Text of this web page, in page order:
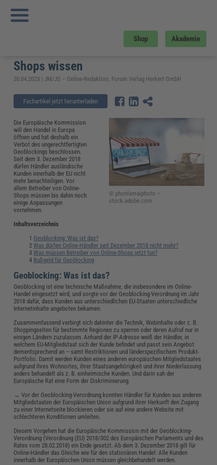
Shop Akademie
Sie sind hier:
Geoblocking ist in der EU verboten: Das müssen Betreiber von Online-Shops
wissen
Geoblocking ist in der EU verboten:
Das müssen Betreiber von Online-
Shops wissen
20.04.2023 | JM/JS – Online-Redaktion, Forum Verlag Herkert GmbH
Fachartikel jetzt herunterladen
© phonlamaiphoto –
stock.adobe.com
Die Europäische Kommission
will den Handel in Europa
öffnen und hat deshalb ein
Verbot des ungerechtfertigten
Geoblockings beschlossen.
Seit dem 3. Dezember 2018
dürfen Händler ausländische
Kunden innerhalb der EU nicht
mehr benachteiligen. Vor
allem Betreiber von Online-
Shops müssen bis dahin noch
einige Anpassungen
vornehmen.
Inhaltsverzeichnis
Geoblocking: Was ist das?
Was dürfen Online-Händler seit Dezember 2018 nicht mehr?
Was müssen Betreiber von Online-Shops jetzt tun?
Bußgeld für Geoblocking
Geoblocking: Was ist das?
Geoblocking ist eine technische Maßnahme, die insbesondere im Online-
Handel eingesetzt wird, und sorgte vor der Geoblocking-Verordnung im Jahr
2018 dafür, dass Kunden aus unterschiedlichen EU-Staaten unterschiedliche
Internetinhalte angeboten bekamen.
Zusammenfassend verbirgt sich dahinter die Technik, Webinhalte oder z. B.
Shoppingseiten für bestimmte Regionen zu sperren oder deren Aufruf nur in
einigen Ländern zuzulassen. Anhand der IP-Adresse weiß der Händler, in
welchem EU-Mitgliedstaat sich der Kunde befindet und passt sein Angebot
dementsprechend an – samt Restriktionen und länderspezifischem Produkt-
Portfolio. Damit werden Kunden eines anderen europäischen Mitgliedstaates
aufgrund ihres Wohnortes, ihrer Staatsangehörigkeit und ihrer Niederlassung
anders behandelt als z. B. einheimische Kunden. Und darin sah der
Europäische Rat eine Form der Diskriminierung.
→ Vor der Geoblocking-Verordnung konnten Händler für Kunden aus anderen
Mitgliedstaaten der Europäischen Union aufgrund ihrer Herkunft den Zugang
zu einer Internetseite blockieren oder sie auf eine andere Website mit
schlechteren Konditionen umleiten.
Diesem Vorgehen hat die Europäische Kommission mit der Geoblocking-
Verordnung (Verordnung (EU) 2018/302 des Europäischen Parlaments und des
Rates vom 28.02.2018) ein Ende gesetzt. Ab dem 3. Dezember 2018 gilt für
Online-Händler das Gleiche wie für den stationären Handel: Alle Kunden
innerhalb der Europäischen Union müssen gleichbehandelt werden.